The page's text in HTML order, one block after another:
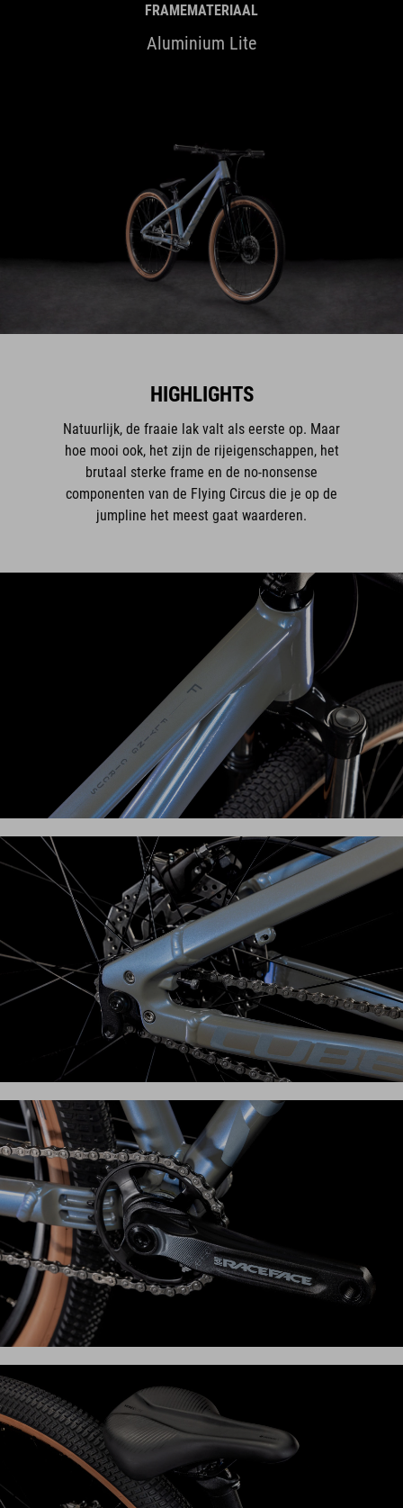
FRAMEMATERIAAL
Aluminium Lite
HIGHLIGHTS
Natuurlijk, de fraaie lak valt als eerste op. Maar
hoe mooi ook, het zijn de rijeigenschappen, het
brutaal sterke frame en de no-nonsense
componenten van de Flying Circus die je op de
jumpline het meest gaat waarderen.